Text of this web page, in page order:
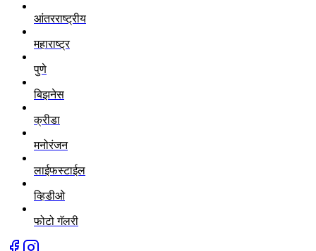
आंतरराष्ट्रीय
महाराष्ट्र
पुणे
बिझनेस
क्रीडा
मनोरंजन
लाईफस्टाईल
व्हिडीओ
फोटो गॅलरी